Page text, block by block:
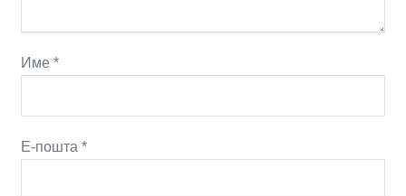
Име*
Е-пошта*